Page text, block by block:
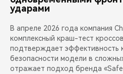
ударами
В апреле 2026 года компания
комплексный краш-тест
подтверждает эффективность
безопасности модели в
отражает подход бренда